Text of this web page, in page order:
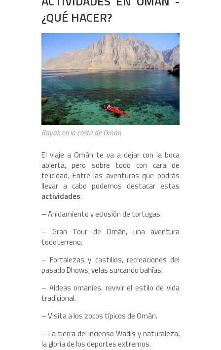
¿QUÉ HACER?
Kayak en la costa de Omán
El viaje a Omán te va a dejar con la boca
abierta, pero sobre todo con cara de
felicidad. Entre las aventuras que podrás
llevar a cabo podemos destacar estas
actividades:
– Anidamiento y eclosión de tortugas.
– Gran Tour de Omán, una aventura
todoterreno.
– Fortalezas y castillos, recreaciones del
pasado Dhows, velas surcando bahías.
– Aldeas omaníes, revivir el estilo de vida
tradicional.
– Visita a los zocos típicos de Omán.
– La tierra del incienso Wadis y naturaleza,
la gloria de los deportes extremos.